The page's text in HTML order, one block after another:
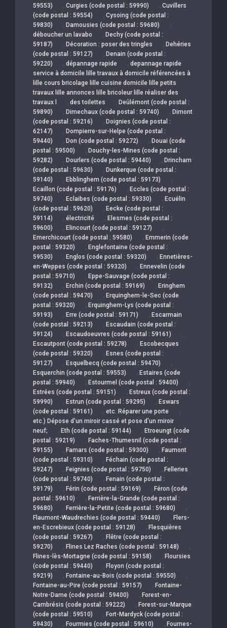
59553)
, Curgies (code postal : 59990) , Cuvillers
(code postal : 59554)
, Cysoing (code postal :
59830)
, Damousies (code postal : 59680) ,
déboucher un lavabo , Dechy (code postal :
59187)
, Décoration : poser des tringles , Dehéries
(code postal : 59127)
, Denain (code postal :
59220)
, dépannage rapide , depannage rapide
service à domicile lille travaux à domicile référencées à
lille cours bricolage lille cuisine domicile lille petits
travaux lille annonces lille bricoleur lille réaliser des
travaux l
, des toilettes , Deûlémont (code postal :
59890)
, Dimechaux (code postal : 59740) , Dimont
(code postal : 59216)
, Doignies (code postal :
62147)
, Dompierre-sur-Helpe (code postal :
59440)
, Don (code postal : 59272) , Douai (code
postal : 59500)
, Douchy-les-Mines (code postal :
59282)
, Dourlers (code postal : 59440) , Drincham
(code postal : 59630)
, Dunkerque (code postal :
59140)
, Ebblinghem (code postal : 59173) ,
Ecaillon (code postal : 59176) , Eccles (code postal :
59740)
, Eclaibes (code postal : 59330) , Ecuélin
(code postal : 59620)
, Eecke (code postal :
59114)
, électricité , Elesmes (code postal :
59600)
, Elincourt (code postal : 59127) ,
Emerchicourt (code postal : 59580) , Emmerin (code
postal : 59320)
, Englefontaine (code postal :
59530)
, Englos (code postal : 59320) , Ennetières-
en-Weppes (code postal : 59320)
, Ennevelin (code
postal : 59710)
, Eppe-Sauvage (code postal :
59132)
, Erchin (code postal : 59169) , Eringhem
(code postal : 59470)
, Erquinghem-le-Sec (code
postal : 59320)
, Erquinghem-Lys (code postal :
59193)
, Erre (code postal : 59171) , Escarmain
(code postal : 59213)
, Escaudain (code postal :
59124)
, Escaudoeuvres (code postal : 59161) ,
Escautpont (code postal : 59278) , Escobecques
(code postal : 59320)
, Esnes (code postal :
59127)
, Esquelbecq (code postal : 59470) ,
Esquerchin (code postal : 59553) , Estaires (code
postal : 59940)
, Estourmel (code postal : 59400) ,
Estrées (code postal : 59151) , Estreux (code postal :
59990)
, Estrun (code postal : 59295) , Eswars
(code postal : 59161)
, etc. Réparer une porte ,
etc.) Dépose d'un miroir cassé et pose d'un miroir
neuf;
, Eth (code postal : 59144) , Etroeungt (code
postal : 59219)
, Faches-Thumesnil (code postal :
59155)
, Famars (code postal : 59300) , Faumont
(code postal : 59310)
, Féchain (code postal :
59247)
, Feignies (code postal : 59750) , Felleries
(code postal : 59740)
, Fenain (code postal :
59179)
, Férin (code postal : 59169) , Féron (code
postal : 59610)
, Ferrière-la-Grande (code postal :
59680)
, Ferrière-la-Petite (code postal : 59680) ,
Flaumont-Waudrechies (code postal : 59440) , Flers-
en-Escrebieux (code postal : 59128)
, Flesquières
(code postal : 59267)
, Flêtre (code postal :
59270)
, Flines Lez Raches (code postal : 59148) ,
Flines-lès-Mortagne (code postal : 59158) , Floursies
(code postal : 59440)
, Floyon (code postal :
59219)
, Fontaine-au-Bois (code postal : 59550) ,
Fontaine-au-Pire (code postal : 59157) , Fontaine-
Notre-Dame (code postal : 59400)
, Forest-en-
Cambrésis (code postal : 59222)
, Forest-sur-Marque
(code postal : 59510)
, Fort-Mardyck (code postal :
59430)
, Fourmies (code postal : 59610) , Fournes-